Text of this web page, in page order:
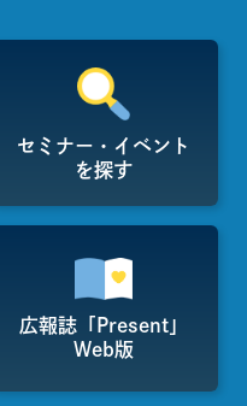
セミナー・イベント
を探す
広報誌「Present」
Web版